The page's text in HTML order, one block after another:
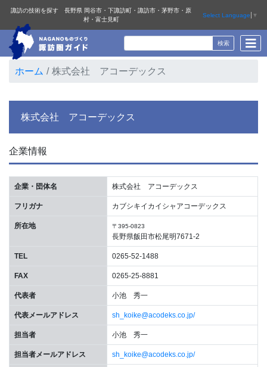
諏訪の技術を探す 長野県 岡谷市・下諏訪町・諏訪市・茅野市・原
村・富士見町
Select Language ▼
ホーム 株式会社 アコーデックス
株式会社 アコーデックス
企業情報
企業・団体名 株式会社 アコーデックス
フリガナ カブシキイカイシャアコーデックス
所在地 〒395-0823
長野県飯田市松尾明7671-2
TEL 0265-52-1488
FAX 0265-25-8881
代表者 小池 秀一
代表メールアドレス sh_koike@acodeks.co.jp/
担当者 小池 秀一
担当者メールアドレス sh_koike@acodeks.co.jp/